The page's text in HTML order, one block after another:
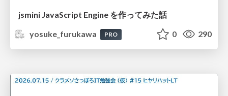
jsmini JavaScript Engine を作ってみた話
yosuke_furukawa
PRO 0 290